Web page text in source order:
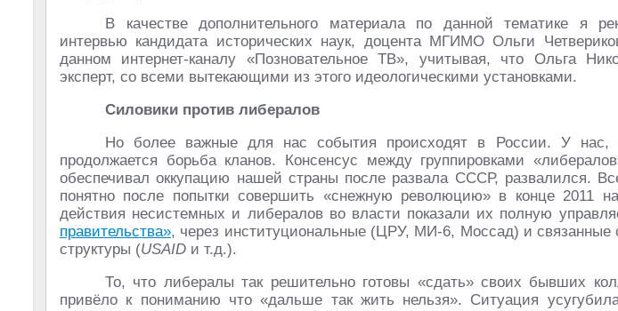
В качестве дополнительного материала по данной тематике я
интервью кандидата исторических наук, доцента МГИМО Ольги
данном интернет-каналу «Позновательное ТВ», учитывая, что Ольга
эксперт, со всеми вытекающими из этого идеологическими установками.
Силовики против либералов
Но более важные для нас события происходят в России. У нас,
продолжается борьба кланов. Консенсус между группировками
обеспечивал оккупацию нашей страны после развала СССР, развалился.
понятно после попытки совершить «снежную революцию» в конце 2011
действия несистемных и либералов во власти показали их полную
правительства», через институциональные (ЦРУ, МИ-6, Моссад) и связанные
структуры (USAID и т.д.).
То, что либералы так решительно готовы «сдать» своих бывших
привёло к пониманию что «дальше так жить нельзя». Ситуация